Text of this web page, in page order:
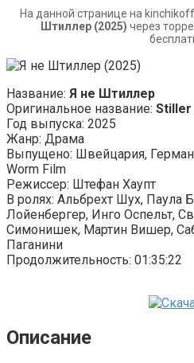
На данной странице на
Штиллер (2025) через
Название: Я не Штиллер
Оригинальное название: Stiller
Год выпуска: 2025
Жанр: Драма
Выпущено: Швейцария,
Worm Film
Режиссер: Штефан Хаупт
В ролях: Альбрехт Шух, Паула
Лойенбергер, Инго Оспельт,
Симонишек, Мартин Вишер,
Паганини
Продолжительность: 01:35:22
Описание